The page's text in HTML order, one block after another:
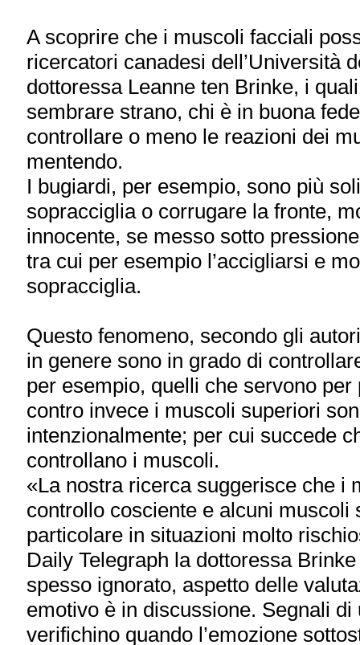
A scoprire che i muscoli facciali
ricercatori canadesi dell’Università
dottoressa Leanne ten Brinke, i
sembrare strano, chi è in buona
controllare o meno le reazioni dei
mentendo.
I bugiardi, per esempio, sono più
sopracciglia o corrugare la fronte,
innocente, se messo sotto
tra cui per esempio l’accigliarsi e
sopracciglia.
Questo fenomeno, secondo gli
in genere sono in grado di
per esempio, quelli che servono
contro invece i muscoli superiori
intenzionalmente; per cui succede
controllano i muscoli.
«La nostra ricerca suggerisce che i
controllo cosciente e alcuni
particolare in situazioni molto
Daily Telegraph la dottoressa
spesso ignorato, aspetto delle
emotivo è in discussione. Segnali
verifichino quando l’emozione